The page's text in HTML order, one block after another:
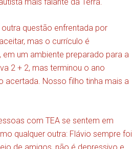
questão enfrentada por
mas o currículo é
um ambiente preparado para a
2 + 2, mas terminou o ano
acertada. Nosso filho tinha mais a
com TEA se sentem em
qualquer outra: Flávio sempre foi